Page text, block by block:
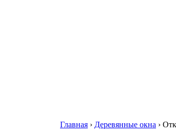
Главная › Деревянные окна ›